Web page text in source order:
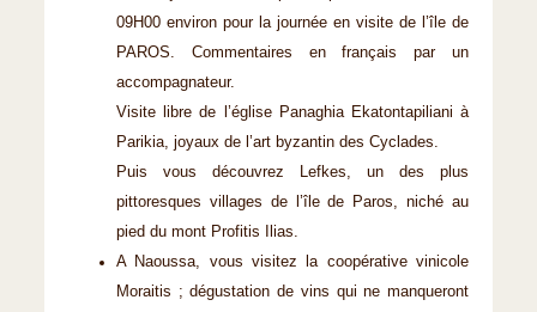
09H00 environ pour la journée en visite de l’île de
PAROS. Commentaires en français par un
accompagnateur.
Visite libre de l’église Panaghia Ekatontapiliani à
Parikia, joyaux de l’art byzantin des Cyclades.
Puis vous découvrez Lefkes, un des plus
pittoresques villages de l’île de Paros, niché au
pied du mont Profitis Ilias.
A Naoussa, vous visitez la coopérative vinicole
Moraitis ; dégustation de vins qui ne manqueront